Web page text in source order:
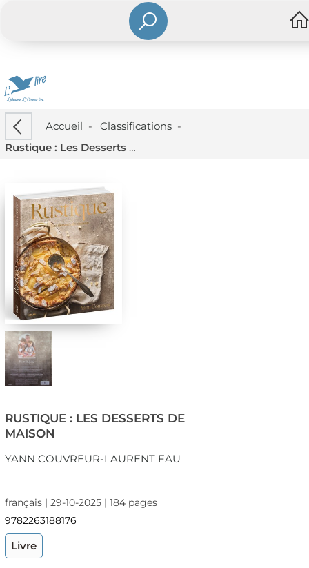
Accueil - Classifications-
Rustique : Les Desserts De Maison
RUSTIQUE : LES DESSERTS DE
MAISON
YANN COUVREUR-LAURENT FAU
français | 29-10-2025 | 184 pages
9782263188176
Livre